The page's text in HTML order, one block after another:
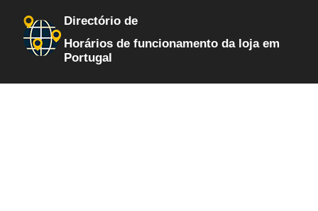
Directório de
Horários de funcionamento da loja em
Portugal